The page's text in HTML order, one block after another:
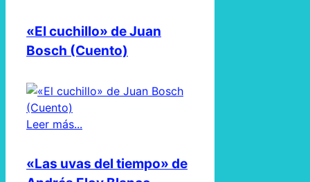
«El cuchillo» de Juan
Bosch (Cuento)
Leer más...
«Las uvas del tiempo» de